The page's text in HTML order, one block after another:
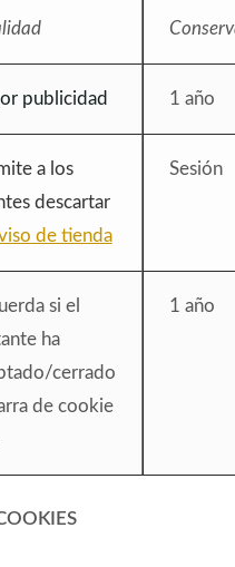
publicidad 1 año
a los
descartar
de tienda
Sesión
si el
ha
cerrado
de cookie
1 año